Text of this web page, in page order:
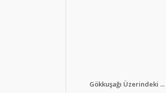
Gökkuşağı Üzerindeki ...